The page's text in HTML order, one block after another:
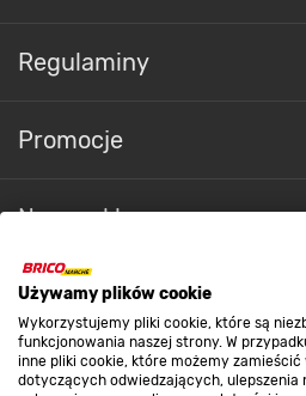
Używamy plików cookie
Wykorzystujemy pliki cookie, które są
funkcjonowania naszej strony. W
inne pliki cookie, które możemy
dotyczących odwiedzających, ulepszenia
Regulaminy
Promocje
Nasze sklepy
O nas
Kontakt do sklepu